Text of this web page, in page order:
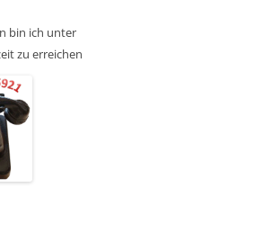
bin ich unter
zu erreichen